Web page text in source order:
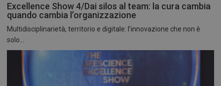
Excellence Show 4/Dai silos al team: la cura cambia
quando cambia l’organizzazione
Multidisciplinarietà, territorio e digitale: l’innovazione che non è
solo...